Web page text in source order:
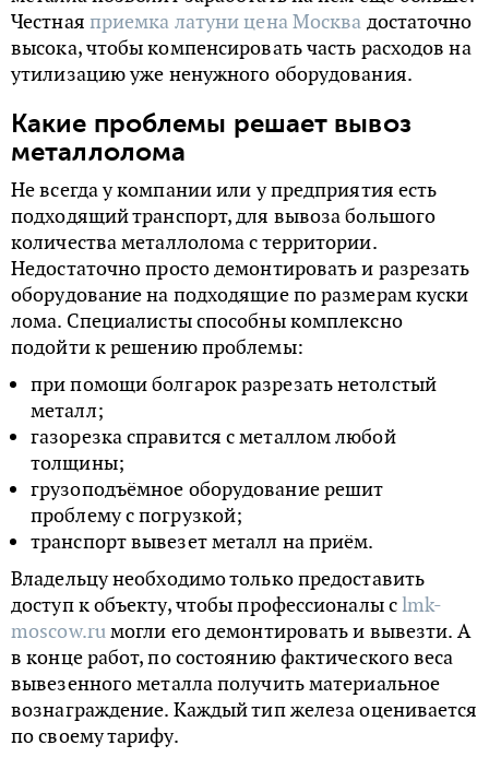
Честная приемка латуни цена Москва достаточно
высока, чтобы компенсировать часть расходов на
утилизацию уже ненужного оборудования.
Какие проблемы решает вывоз
металлолома
Не всегда у компании или у предприятия есть
подходящий транспорт, для вывоза большого
количества металлолома с территории.
Недостаточно просто демонтировать и разрезать
оборудование на подходящие по размерам куски
лома. Специалисты способны комплексно
подойти к решению проблемы:
при помощи болгарок разрезать нетолстый
металл;
газорезка справится с металлом любой
толщины;
грузоподъёмное оборудование решит
проблему с погрузкой;
транспорт вывезет металл на приём.
Владельцу необходимо только предоставить
доступ к объекту, чтобы профессионалы с lmk-
moscow.ru могли его демонтировать и вывезти. А
в конце работ, по состоянию фактического веса
вывезенного металла получить материальное
вознаграждение. Каждый тип железа оценивается
по своему тарифу.